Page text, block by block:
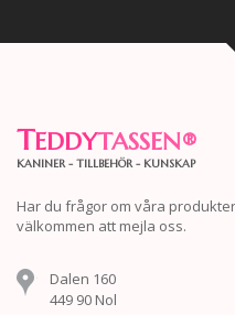
TEDDYTASSEN®
KANINER - TILLBEHÖR - KUNSKAP
Har du frågor om våra
välkommen att mejla oss.
Dalen 160
449 90 Nol